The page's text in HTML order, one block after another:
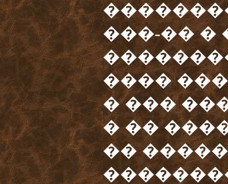
���-�� �
����
� ���
� ��
��